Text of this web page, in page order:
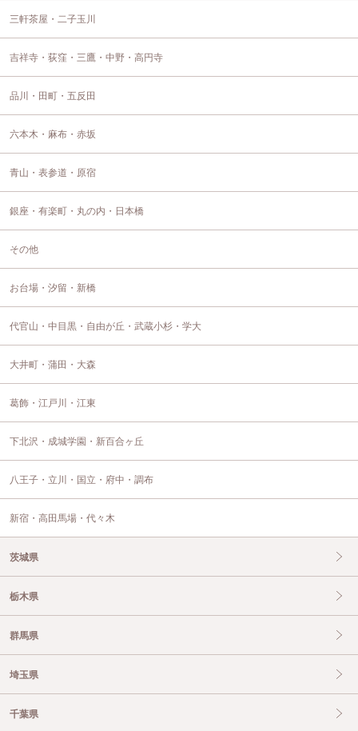
三軒茶屋・二子玉川
吉祥寺・荻窪・三鷹・中野・高円寺
品川・田町・五反田
六本木・麻布・赤坂
青山・表参道・原宿
銀座・有楽町・丸の内・日本橋
その他
お台場・汐留・新橋
代官山・中目黒・自由が丘・武蔵小杉・学大
大井町・蒲田・大森
葛飾・江戸川・江東
下北沢・成城学園・新百合ヶ丘
八王子・立川・国立・府中・調布
新宿・高田馬場・代々木
茨城県
栃木県
群馬県
埼玉県
千葉県